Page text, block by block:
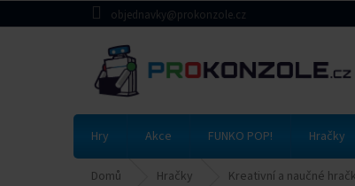
na
objednavky@prokonzole.cz
Hry Akce FUNKO POP! Hračky
Domů Hračky Kreativní a naučné